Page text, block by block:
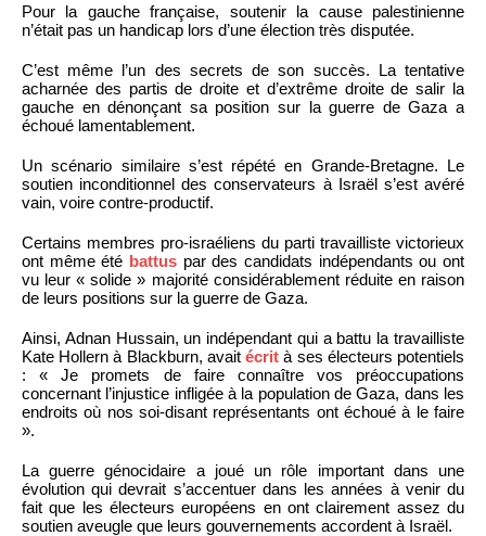
Pour la gauche française, soutenir la cause palestinienne
n’était pas un handicap lors d’une élection très disputée.
C’est même l’un des secrets de son succès. La tentative
acharnée des partis de droite et d’extrême droite de salir la
gauche en dénonçant sa position sur la guerre de Gaza a
échoué lamentablement.
Un scénario similaire s’est répété en Grande-Bretagne. Le
soutien inconditionnel des conservateurs à Israël s’est avéré
vain, voire contre-productif.
Certains membres pro-israéliens du parti travailliste victorieux
ont même été battus par des candidats indépendants ou ont
vu leur « solide » majorité considérablement réduite en raison
de leurs positions sur la guerre de Gaza.
Ainsi, Adnan Hussain, un indépendant qui a battu la travailliste
Kate Hollern à Blackburn, avaitécrit à ses électeurs potentiels
: « Je promets de faire connaître vos préoccupations
concernant l’injustice infligée à la population de Gaza, dans les
endroits où nos soi-disant représentants ont échoué à le faire
».
La guerre génocidaire a joué un rôle important dans une
évolution qui devrait s’accentuer dans les années à venir du
fait que les électeurs européens en ont clairement assez du
soutien aveugle que leurs gouvernements accordent à Israël.